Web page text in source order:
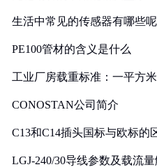
生活中常见的传感器有哪些呢
PE100管材的含义是什么
工业厂房载重标准：一平方
CONOSTAN公司简介
C13和C14插头国标与欧标的
LGJ-240/30导线参数及载流